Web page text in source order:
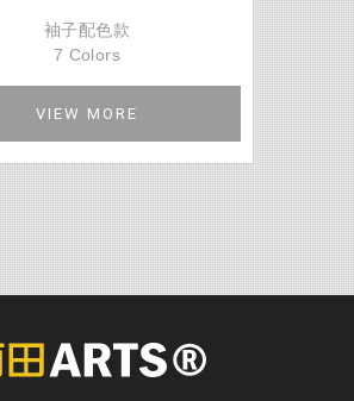
袖子配色款
7 Colors
VIEW MORE